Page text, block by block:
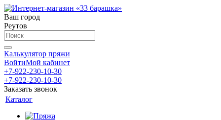
Ваш город
Реутов
Калькулятор пряжи
ВойтиМой кабинет
+7-922-230-10-30
+7-922-230-10-30
Заказать звонок
Каталог